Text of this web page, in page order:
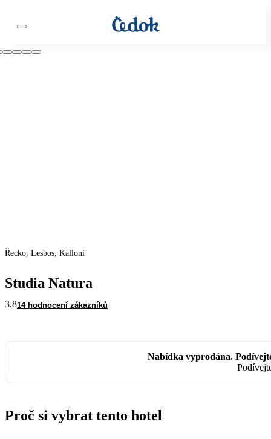
Řecko, Lesbos, Kalloni
Studia Natura
3.814 hodnocení zákazníků
Nabídka vyprodána.
Proč si vybrat tento hotel